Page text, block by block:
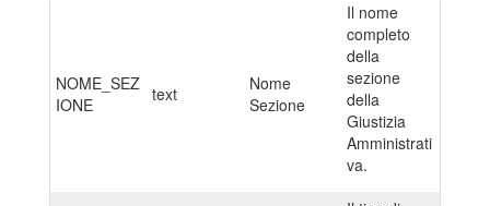
NOME_SEZ
IONE
text
Nome
Sezione
Il nome
completo
della
sezione
della
Giustizia
Amministrati
va.